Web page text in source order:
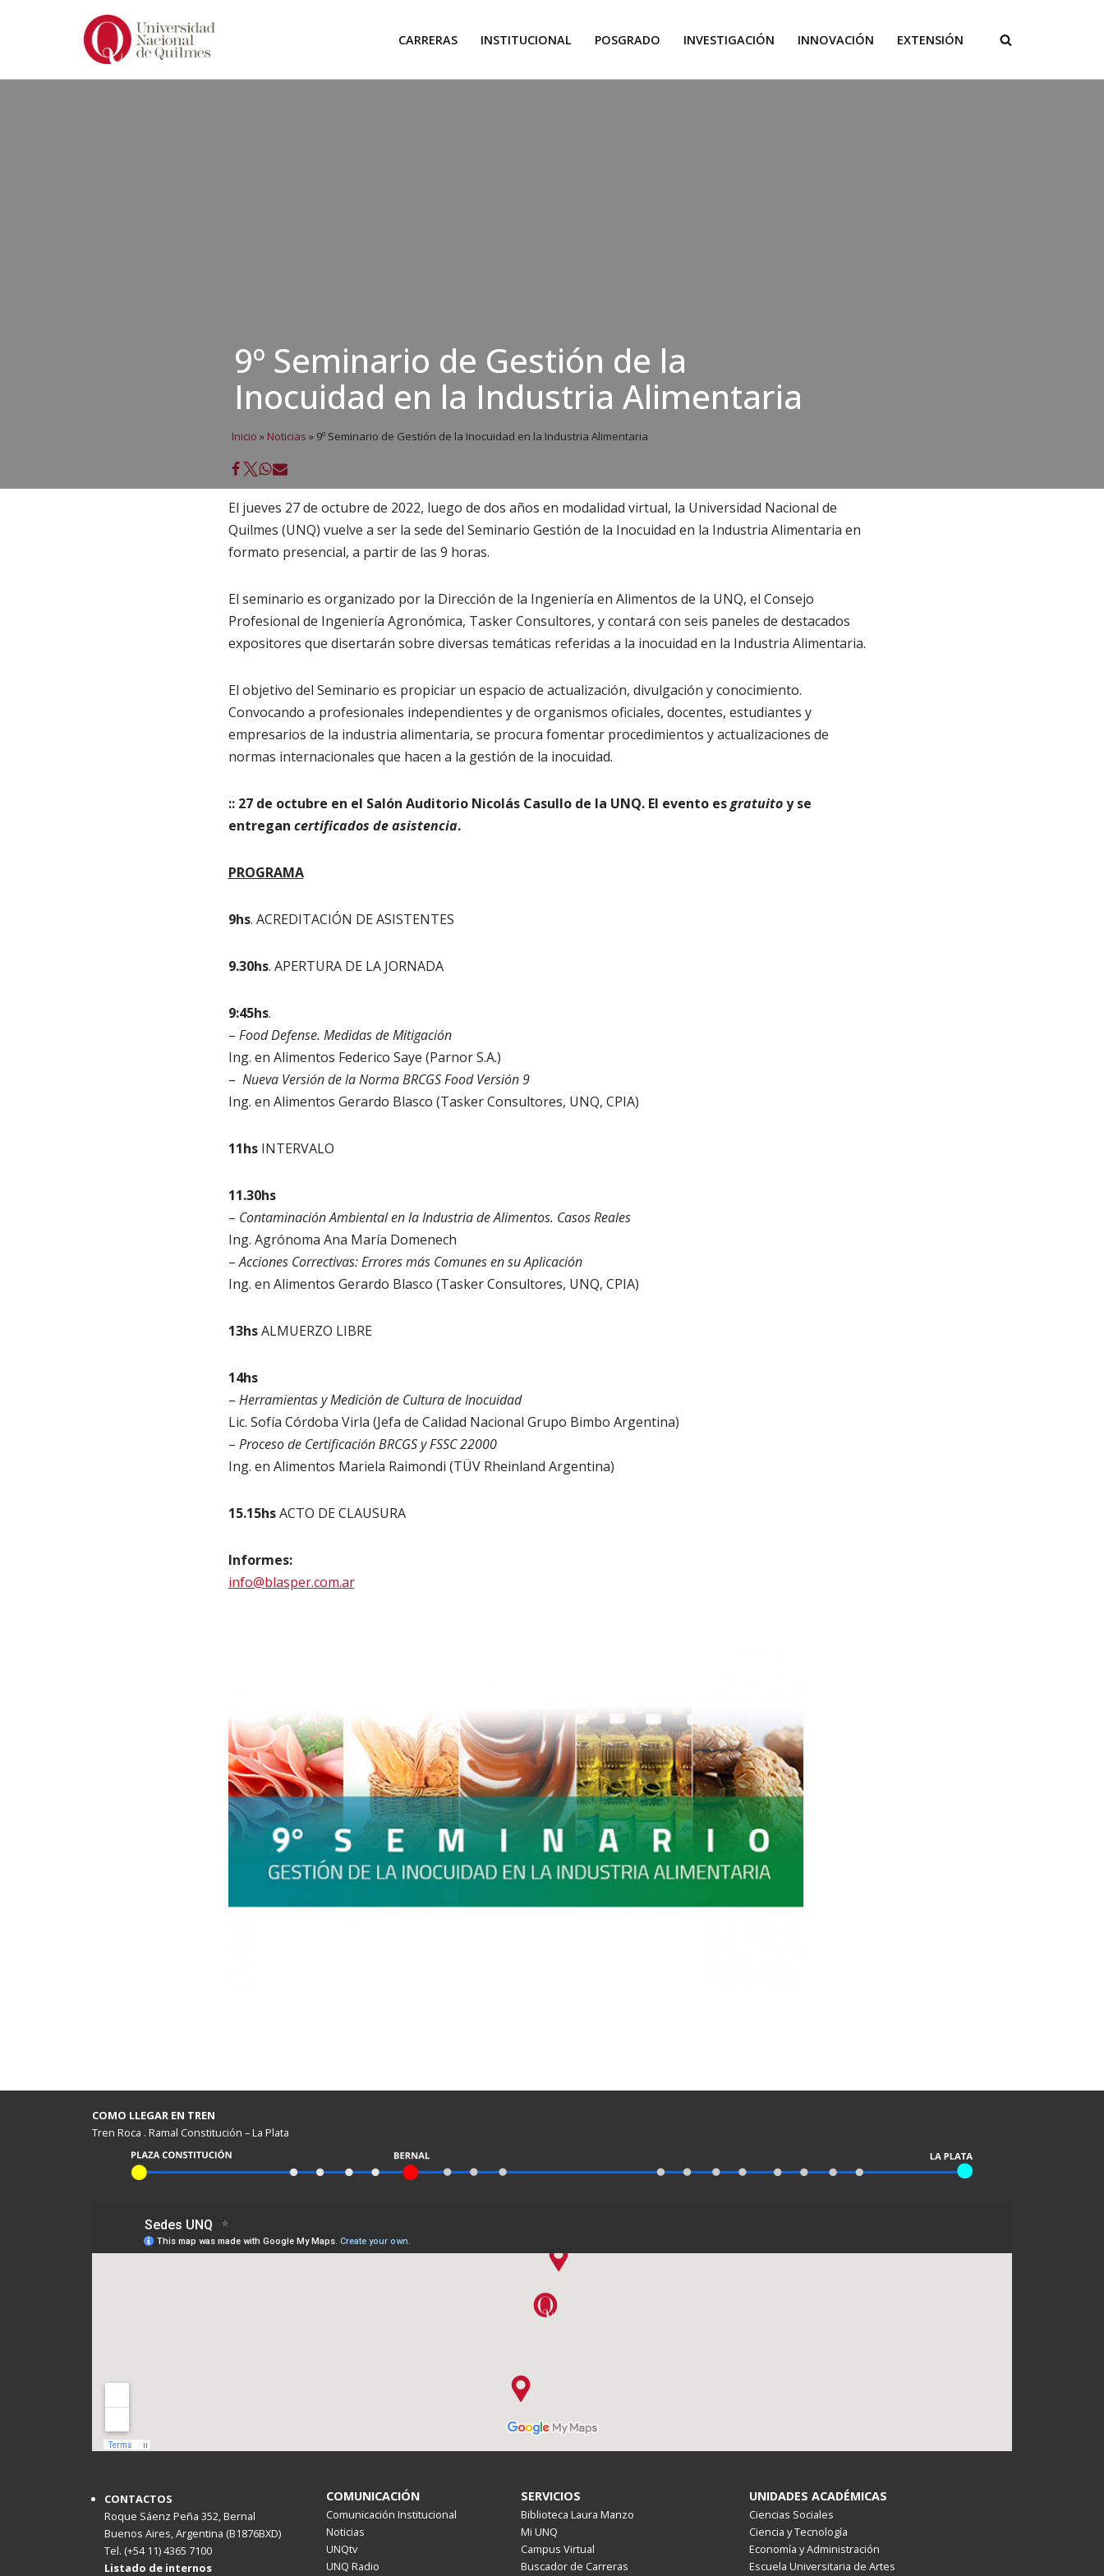
CARRERAS INSTITUCIONAL POSGRADO INVESTIGACIÓN INNOVACIÓN EXTENSIÓN
9º Seminario de Gestión de la
Inocuidad en la Industria Alimentaria
Inicio » Noticias » 9º Seminario de Gestión de la Inocuidad en la Industria Alimentaria
El jueves 27 de octubre de 2022, luego de dos años en modalidad virtual, la Universidad Nacional de
Quilmes (UNQ) vuelve a ser la sede del Seminario Gestión de la Inocuidad en la Industria Alimentaria en
formato presencial, a partir de las 9 horas.
El seminario es organizado por la Dirección de la Ingeniería en Alimentos de la UNQ, el Consejo
Profesional de Ingeniería Agronómica, Tasker Consultores, y contará con seis paneles de destacados
expositores que disertarán sobre diversas temáticas referidas a la inocuidad en la Industria Alimentaria.
El objetivo del Seminario es propiciar un espacio de actualización, divulgación y conocimiento.
Convocando a profesionales independientes y de organismos oficiales, docentes, estudiantes y
empresarios de la industria alimentaria, se procura fomentar procedimientos y actualizaciones de
normas internacionales que hacen a la gestión de la inocuidad.
:: 27 de octubre en el Salón Auditorio Nicolás Casullo de la UNQ. El evento esgratuitoy se
entregan certificados de asistencia.
PROGRAMA
9hs. ACREDITACIÓN DE ASISTENTES
9.30hs. APERTURA DE LA JORNADA
9:45hs.
– Food Defense. Medidas de Mitigación
Ing. en Alimentos Federico Saye (Parnor S.A.)
– Nueva Versión de la Norma BRCGS Food Versión 9
Ing. en Alimentos Gerardo Blasco (Tasker Consultores, UNQ, CPIA)
11hsINTERVALO
11.30hs
– Contaminación Ambiental en la Industria de Alimentos. Casos Reales
Ing. Agrónoma Ana María Domenech
–Acciones Correctivas: Errores más Comunes en su Aplicación
Ing. en Alimentos Gerardo Blasco (Tasker Consultores, UNQ, CPIA)
13hsALMUERZO LIBRE
14hs
– Herramientas y Medición de Cultura de Inocuidad
Lic. Sofía Córdoba Virla (Jefa de Calidad Nacional Grupo Bimbo Argentina)
– Proceso de Certificación BRCGS y FSSC 22000
Ing. en Alimentos Mariela Raimondi (TÜV Rheinland Argentina)
15.15hsACTO DE CLAUSURA
Informes:
info@blasper.com.ar
COMO LLEGAR EN TREN
Tren Roca . Ramal Constitución – La Plata
CONTACTOS
Roque Sáenz Peña 352, Bernal
Buenos Aires, Argentina (B1876BXD)
Tel. (+54 11) 4365 7100
Listado de internos
COMUNICACIÓN
Comunicación Institucional
Noticias
UNQtv
UNQ Radio
SERVICIOS
Biblioteca Laura Manzo
Mi UNQ
Campus Virtual
Buscador de Carreras
UNIDADES ACADÉMICAS
Ciencias Sociales
Ciencia y Tecnología
Economía y Administración
Escuela Universitaria de Artes